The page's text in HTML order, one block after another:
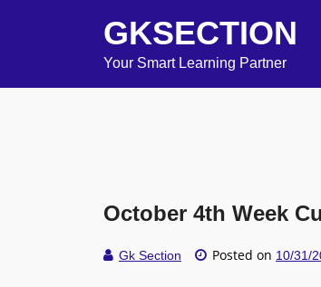
GKSECTION
Your Smart Learning Partner
October 4th Week
Gk Section Posted on 10/31/